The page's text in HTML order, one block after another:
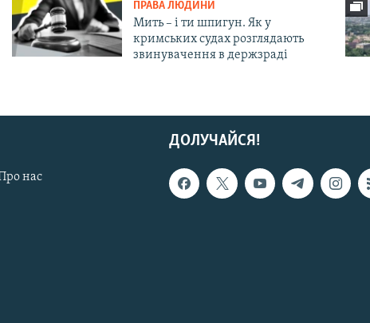
ПРАВА ЛЮДИНИ
Мить – і ти шпигун. Як у
кримських судах розглядають
звинувачення в держзраді
ДОЛУЧАЙСЯ!
нас